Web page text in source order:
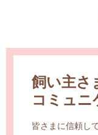
飼い主さ
コミュニ
皆さまに信頼し